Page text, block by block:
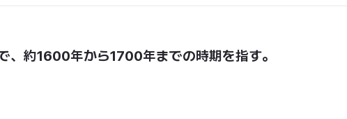
、約1600年から1700年までの時期を指す。